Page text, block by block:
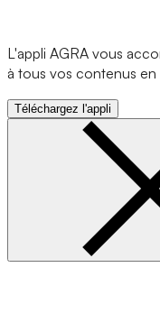
L'appli AGRA vous
à tous vos contenus en
Téléchargez l'appli